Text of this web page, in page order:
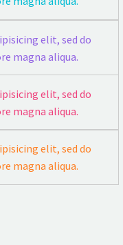
elit, sed do
magna aliqua.
elit, sed do
magna aliqua.
elit, sed do
magna aliqua.